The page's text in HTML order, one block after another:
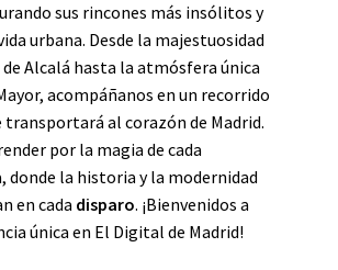
sus rincones más insólitos y
urbana. Desde la majestuosidad
Alcalá hasta la atmósfera única
acompáñanos en un recorrido
transportará al corazón de Madrid.
por la magia de cada
donde la historia y la modernidad
en cada disparo. ¡Bienvenidos a
única en El Digital de Madrid!